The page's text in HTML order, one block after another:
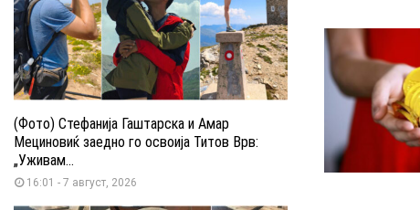
(Фото) Стефанија Гаштарска и Амар
Мециновиќ заедно го освоија Титов Врв:
„Уживам...
16:01 - 7 август, 2026